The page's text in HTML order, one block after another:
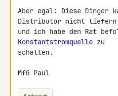
Aber egal: Diese Dinger
Distributor nicht liefern
Konstantstromquelle zu
schalten.
MfG Paul